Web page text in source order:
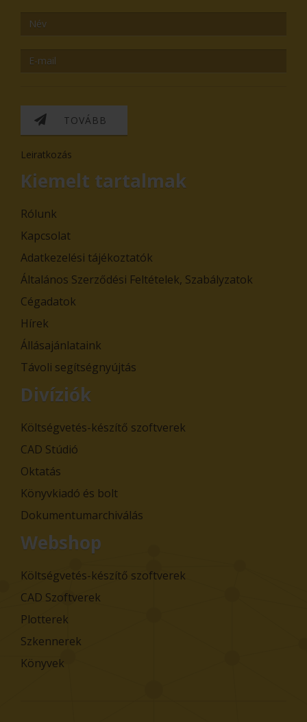
TOVÁBB
Leiratkozás
Kiemelt tartalmak
Rólunk
Kapcsolat
Adatkezelési tájékoztatók
Általános Szerződési Feltételek, Szabályzatok
Cégadatok
Hírek
Állásajánlataink
Távoli segítségnyújtás
Divíziók
Költségvetés-készítő szoftverek
CAD Stúdió
Oktatás
Könyvkiadó és bolt
Dokumentumarchiválás
Webshop
Költségvetés-készítő szoftverek
CAD Szoftverek
Plotterek
Szkennerek
Könyvek